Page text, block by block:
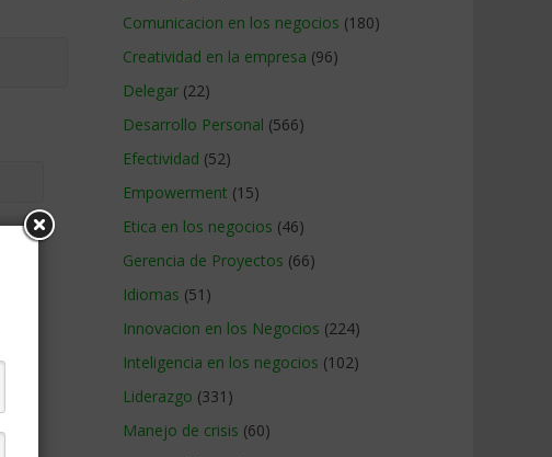
Comunicacion en los negocios (180)
Creatividad en la empresa (96)
Delegar (22)
Desarrollo Personal (566)
Efectividad (52)
Empowerment (15)
Etica en los negocios (46)
Gerencia de Proyectos (66)
Idiomas (51)
Innovacion en los Negocios (224)
Inteligencia en los negocios (102)
Liderazgo (331)
Manejo de crisis (60)